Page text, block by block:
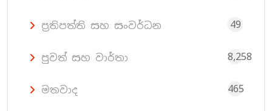
ප්‍රතිපත්ති සහ සංවර්ධන 49
පුවත් සහ වාර්තා 8,258
මතවාද 465